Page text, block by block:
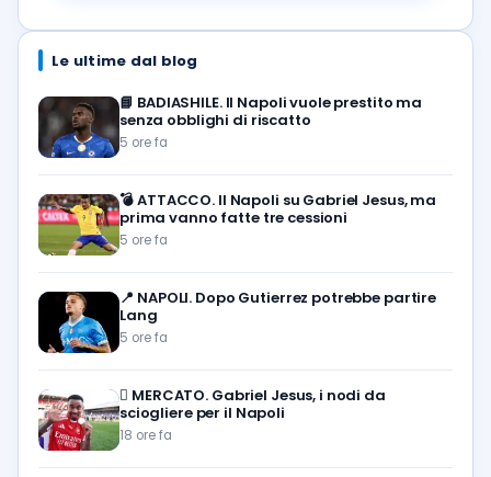
Le ultime dal blog
📘 BADIASHILE. Il Napoli vuole prestito ma
senza obblighi di riscatto
5 ore fa
💣ATTACCO. Il Napoli su Gabriel Jesus, ma
prima vanno fatte tre cessioni
5 ore fa
📍 NAPOLI. Dopo Gutierrez potrebbe partire
Lang
5 ore fa
🪎 MERCATO. Gabriel Jesus, i nodi da
sciogliere per il Napoli
18 ore fa